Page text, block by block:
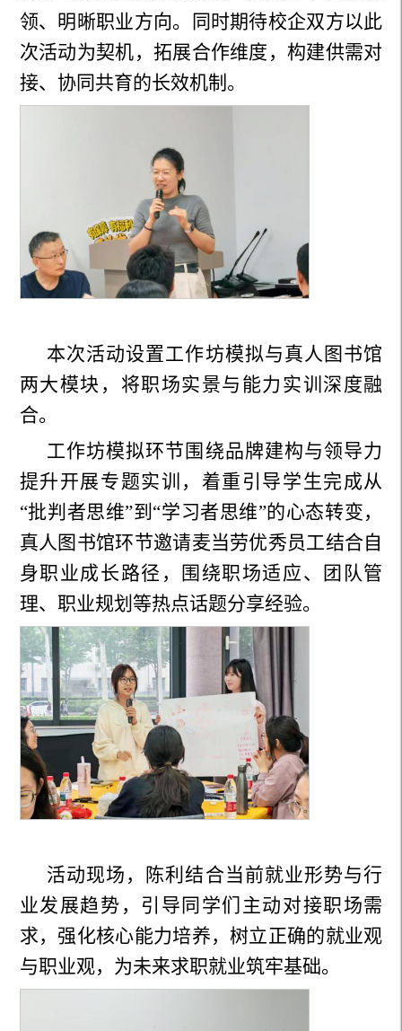
领、明晰职业方向。
同时期待校企双方以此
次活动为契机，拓展合作维度，构建供需对
接、协同共育的长效机制。
本次活动设置工作坊模拟与真人图书馆
两大模块，将职场实景与能力实训深度融
合。
工作坊模拟环节围绕品牌建构与领导力
提升开展专题实训，着重引导学生完成从
“批判者思维”到“学习者思维”的心态转变，
真人图书馆环节邀请麦当劳优秀员工结合自
身职业成长路径，围绕职场适应、团队管
理、职业规划等热点话题分享经验。
活动现场，陈利结合当前就业形势与行
业发展趋势，引导同学们主动对接职场需
求，强化核心能力培养，树立正确的就业观
与职业观，为未来求职就业筑牢基础。